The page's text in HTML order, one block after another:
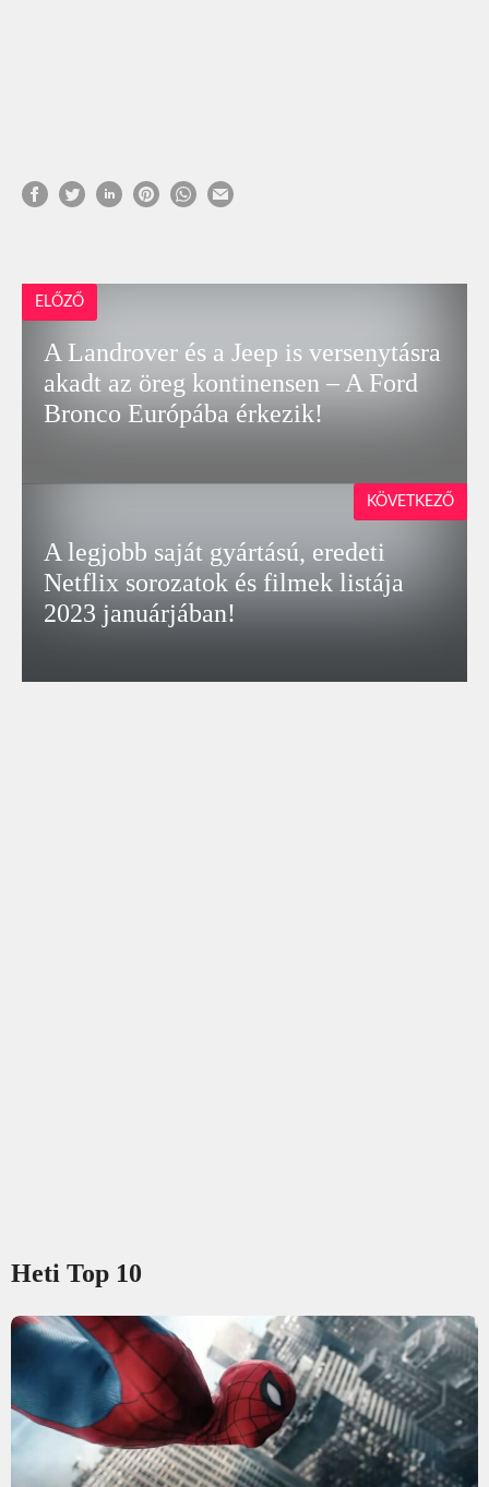
ELŐZŐ
A Landrover és a Jeep is versenytásra
akadt az öreg kontinensen – A Ford
Bronco Európába érkezik!
A legjobb saját gyártású, eredeti
Netflix sorozatok és filmek listája
2023 januárjában!
KÖVETKEZŐ
Heti Top 10